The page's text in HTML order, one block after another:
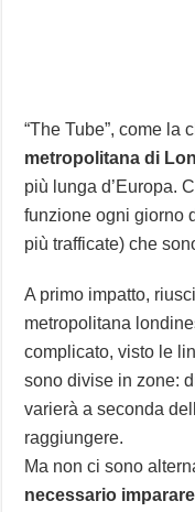
“The Tube”, come la
metropolitana di
più lunga d’Europa.
funzione ogni giorno
più trafficate) che
A primo impatto,
metropolitana
complicato, visto le
sono divise in zone:
varierà a seconda
raggiungere.
Ma non ci sono
necessario